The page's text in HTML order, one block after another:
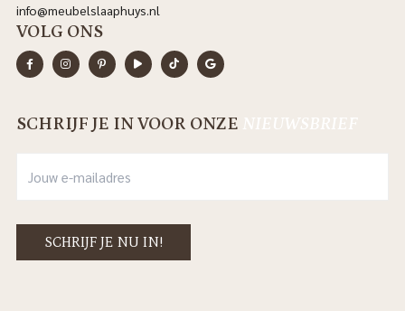
info@meubelslaaphuys.nl
VOLG ONS
SCHRIJF JE IN VOOR ONZE NIEUWSBRIEF